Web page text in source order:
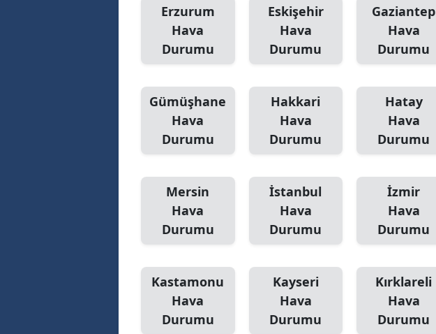
Erzurum
Hava
Durumu
Eskişehir
Hava
Durumu
Gaziantep
Hava
Durumu
Gümüşhane
Hava
Durumu
Hakkari
Hava
Durumu
Hatay
Hava
Durumu
Mersin
Hava
Durumu
İstanbul
Hava
Durumu
İzmir
Hava
Durumu
Kastamonu
Hava
Durumu
Kayseri
Hava
Durumu
Kırklareli
Hava
Durumu